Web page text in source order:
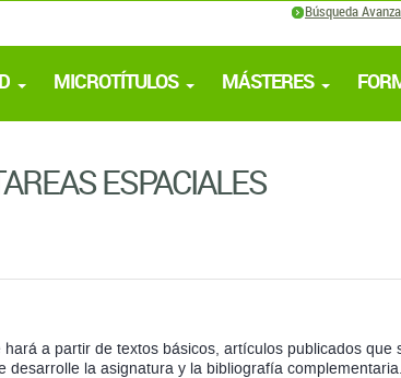
Búsqueda
MICROTÍTULOS MÁSTERES
ESPACIALES
hará a partir de textos básicos, artículos publicados que
desarrolle la asignatura y la bibliografía complementaria.